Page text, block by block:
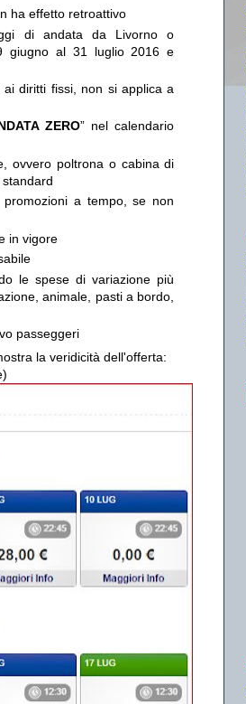
ha effetto retroattivo
di andata da Livorno o
giugno al 31 luglio 2016 e
diritti fissi, non si applica a
ZERO” nel calendario
ovvero poltrona o cabina di
a tempo, se non
in vigore
le spese di variazione più
animale, pasti a bordo,
passeggeri
la veridicità dell'offerta: